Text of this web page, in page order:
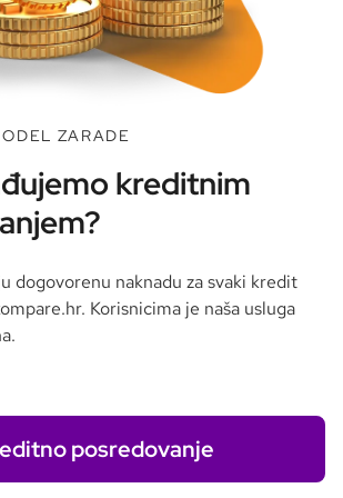
ZARADE
kreditnim
dogovorenu naknadu za svaki kredit
Korisnicima je naša usluga
posredovanje